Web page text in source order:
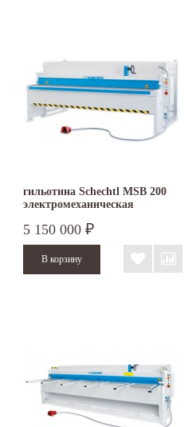
гильотина Schechtl MSB 200
электромеханическая
5 150 000 ₽